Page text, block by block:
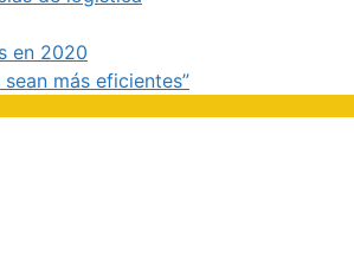
en 2020
más eficientes”